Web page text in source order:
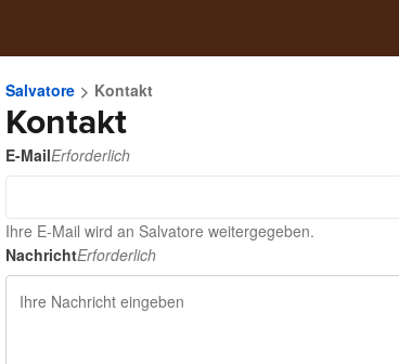
Salvatore Kontakt
Kontakt
E-MailErforderlich
Ihre E-Mail wird an Salvatore weitergegeben.
NachrichtErforderlich